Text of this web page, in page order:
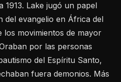
1913. Lake jugó un papel
del evangelio en África del
los movimientos de mayor
por las personas
del Espíritu Santo,
fuera demonios. Más